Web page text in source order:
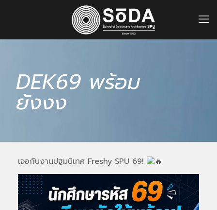
DEK69 พร้อม
ยังงง
เจอกันงานปฐมนิเทศ Freshy SPU 69!